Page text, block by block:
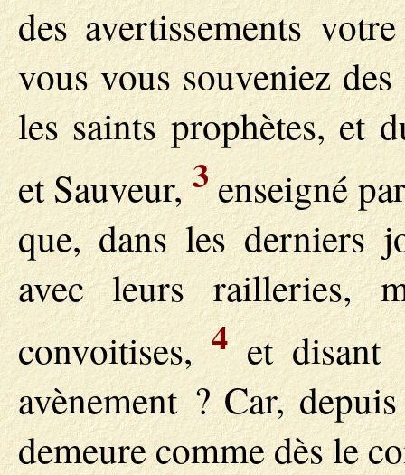
des avertissements
vous vous souveniez des
les saints prophètes, et
et Sauveur,3enseigné
que, dans les derniers
avec leurs railleries,
convoitises,4et disant
avènement ? Car,
demeure comme dès le